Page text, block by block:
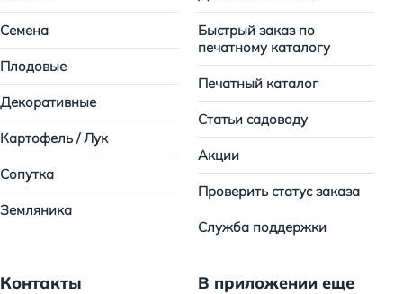
Семена
Плодовые
Декоративные
Картофель / Лук
Сопутка
Земляника
Быстрый заказ по
печатному каталогу
Печатный каталог
Статьи садоводу
Акции
Проверить статус заказа
Служба поддержки
Контакты
В приложении еще